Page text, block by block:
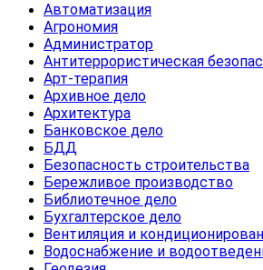
Автоматизация
Агрономия
Администратор
Антитеррористическая
Арт-терапия
Архивное дело
Архитектура
Банковское дело
БДД
Безопасность строительства
Бережливое производство
Библиотечное дело
Бухгалтерское дело
Вентиляция и
Водоснабжение и